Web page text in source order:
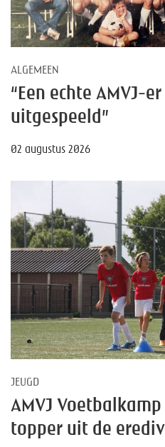
ALGEMEEN
“Een echte AMVJ-
uitgespeeld”
02 augustus 2026
JEUGD
AMVJ
topper uit de